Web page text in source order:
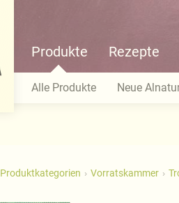
Produkte Rezepte
Alle Produkte Neue
Produktkategorien Vorratskammer